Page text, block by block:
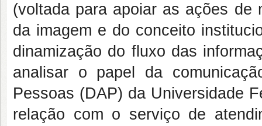
(voltada para apoiar as ações de
da imagem e do conceito
dinamização do fluxo das
analisar o papel da
Pessoas (DAP) da Universidade
relação com o serviço de